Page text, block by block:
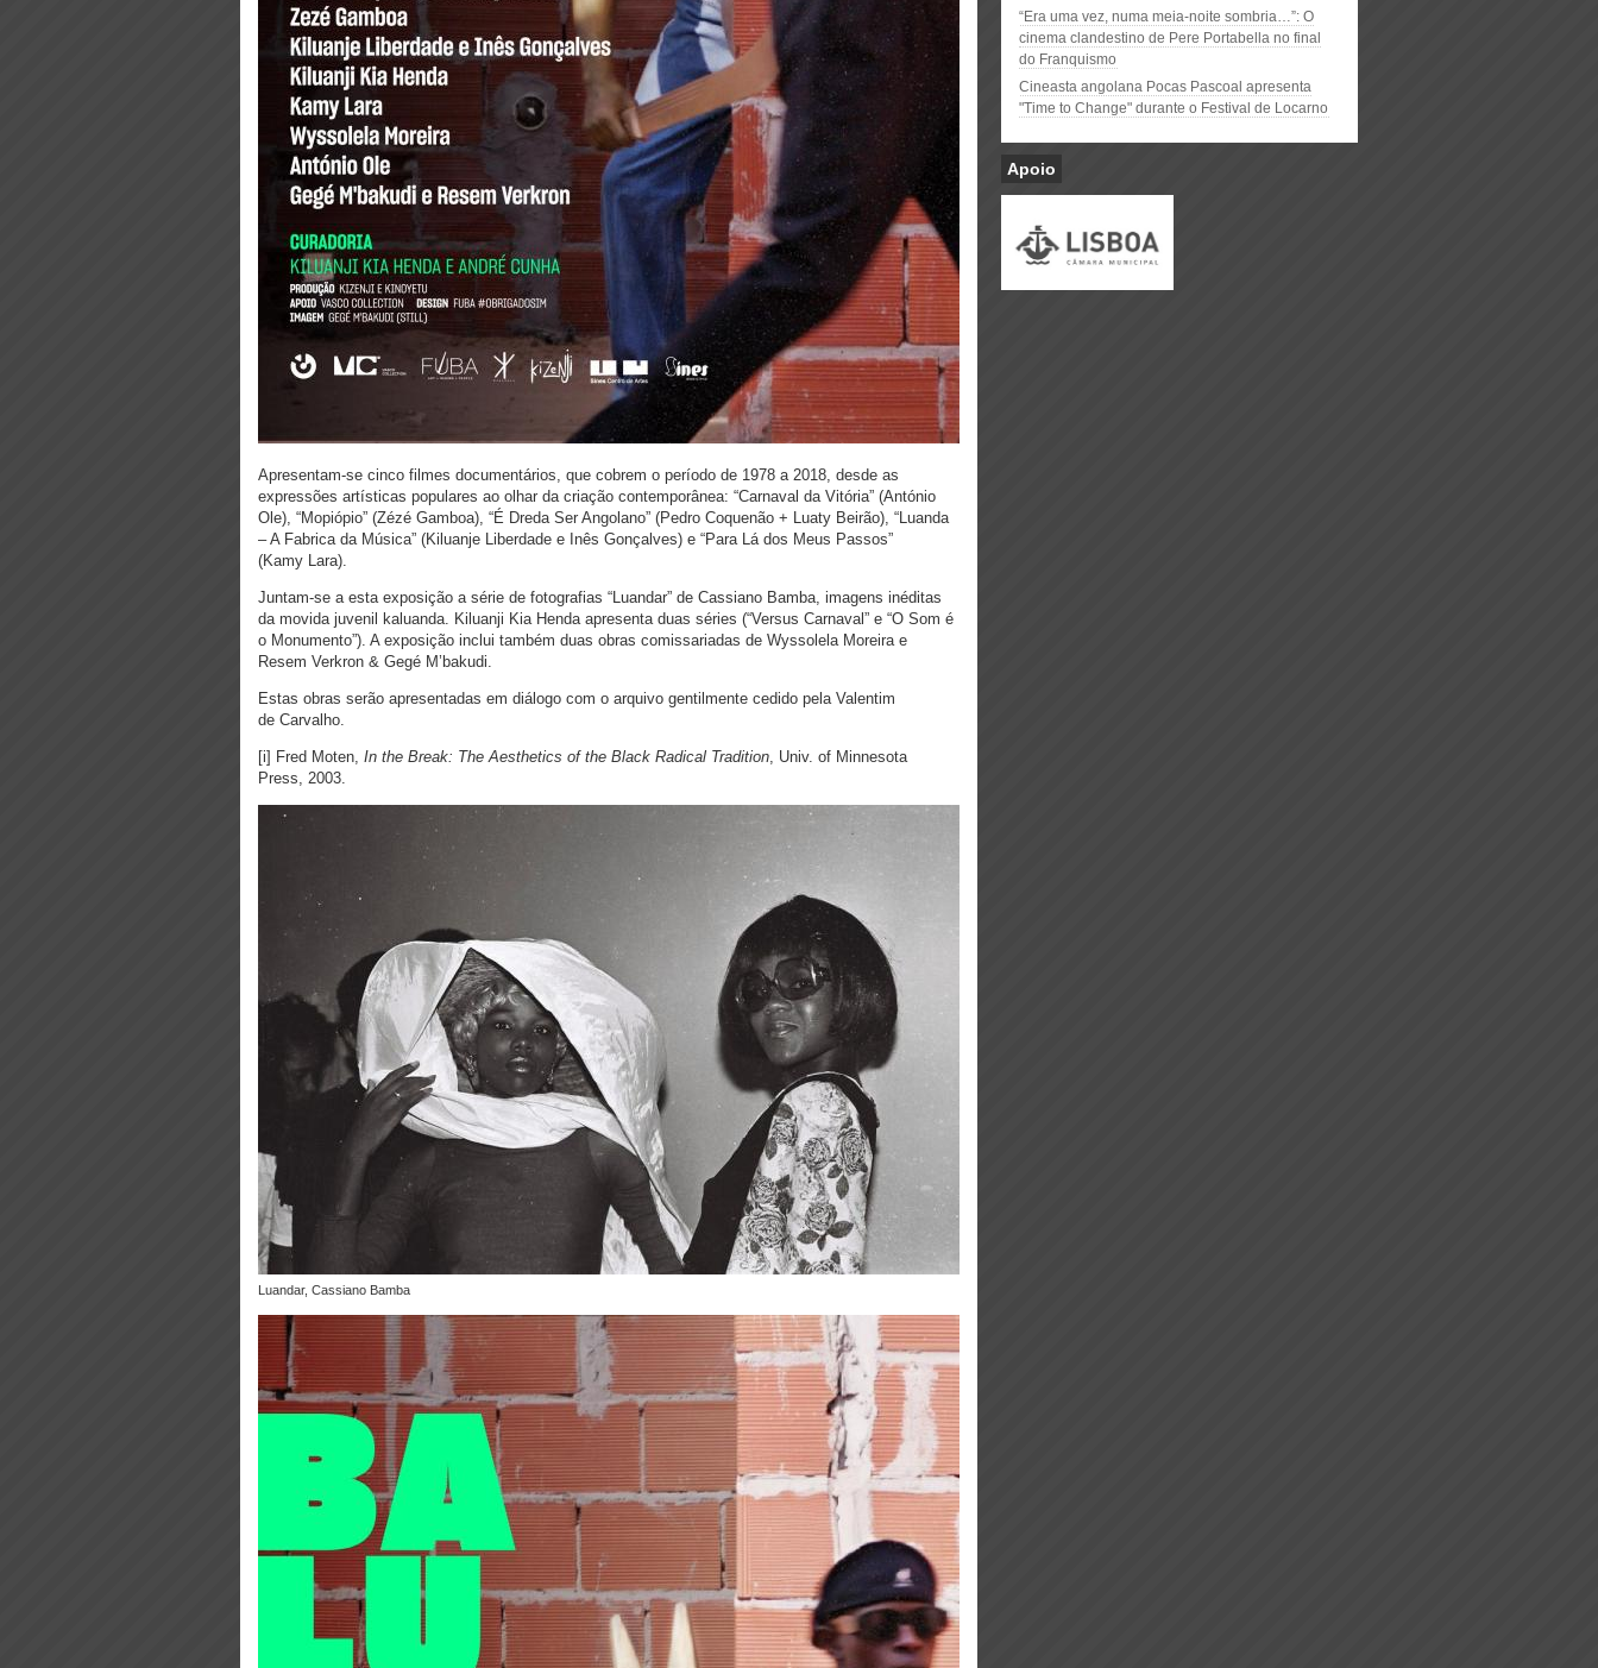
Apresentam-se cinco filmes documentários, que cobrem o período de 1978 a 2018, desde as
expressões artísticas populares ao olhar da criação contemporânea: “Carnaval da Vitória” (António
Ole), “Mopiópio” (Zézé Gamboa), “É Dreda Ser Angolano” (Pedro Coquenão + Luaty Beirão), “Luanda
– A Fabrica da Música” (Kiluanje Liberdade e Inês Gonçalves) e “Para Lá dos Meus Passos”
(Kamy Lara).
Juntam-se a esta exposição a série de fotografias “Luandar” de Cassiano Bamba, imagens inéditas
da movida juvenil kaluanda. Kiluanji Kia Henda apresenta duas séries (“Versus Carnaval” e “O Som é
o Monumento”). A exposição inclui também duas obras comissariadas de Wyssolela Moreira e
Resem Verkron & Gegé M’bakudi.
Estas obras serão apresentadas em diálogo com o arquivo gentilmente cedido pela Valentim
de Carvalho.
[i] Fred Moten, In the Break: The Aesthetics of the Black Radical Tradition, Univ. of Minnesota
Press, 2003.
Luandar, Cassiano Bamba
“Era uma vez, numa meia-noite sombria…”: O
cinema clandestino de Pere Portabella no final
do Franquismo
Cineasta angolana Pocas Pascoal apresenta
"Time to Change" durante o Festival de Locarno
Apoio